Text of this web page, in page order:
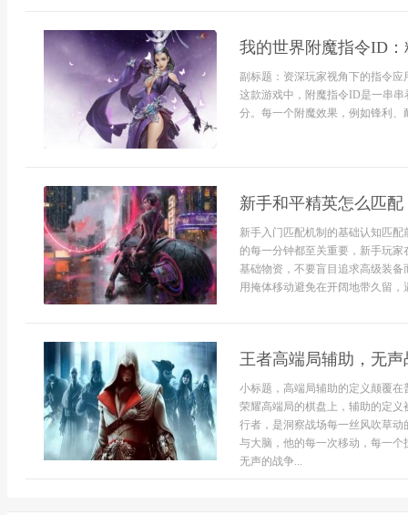
我的世界附魔指令ID
副标题：资深玩家视角下的指令
这款游戏中，附魔指令ID是一串
分。每一个附魔效果，例如锋利
新手和平精英怎么匹
新手入门匹配机制的基础认知匹
的每一分钟都至关重要，新手玩
基础物资，不要盲目追求高级装
用掩体移动避免在开阔地带久留
王者高端局辅助，无
小标题，高端局辅助的定义颠覆
荣耀高端局的棋盘上，辅助的定
行者，是洞察战场每一丝风吹草
与大脑，他的每一次移动，每一
无声的战争...